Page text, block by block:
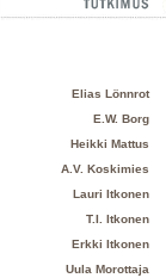
Elias Lönnrot
E.W. Borg
Heikki Mattus
A.V. Koskimies
Lauri Itkonen
T.I. Itkonen
Erkki Itkonen
Uula Morottaja